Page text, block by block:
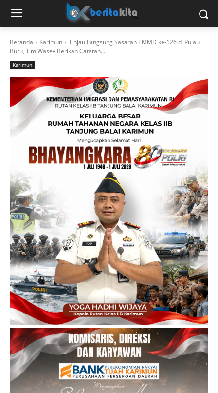
Beranda Karimun
Tinjau Langsung Sasaran TMMD ke-126 di Pulau
Buru, Tim Wasev Berikan Catatan...
Karimun